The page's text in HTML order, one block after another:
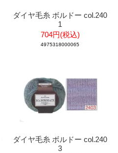
ダイヤ毛糸 ボルドー col.240
1
704円(税込)
4975318000065
ダイヤ毛糸 ボルドー col.240
3